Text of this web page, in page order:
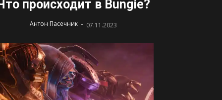
происходит в Bungie?
Антон Пасечник - 07.11.2023